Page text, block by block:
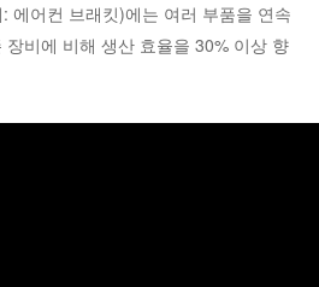
에어컨 브래킷)에는 여러 부품을 연속
비에 비해 생산 효율을 30% 이상 향